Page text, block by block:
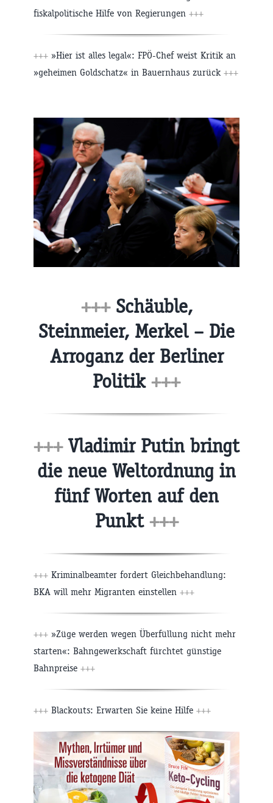
fiskalpolitische Hilfe von Regierungen +++
+++ »Hier ist alles legal«: FPÖ-Chef weist Kritik an
»geheimen Goldschatz« in Bauernhaus zurück +++
+++Schäuble,
Steinmeier, Merkel – Die
Arroganz der Berliner
Politik +++
+++Vladimir Putin bringt
die neue Weltordnung in
fünf Worten auf den
Punkt +++
+++ Kriminalbeamter fordert Gleichbehandlung:
BKA will mehr Migranten einstellen +++
+++ »Züge werden wegen Überfüllung nicht mehr
starten«: Bahngewerkschaft fürchtet günstige
Bahnpreise +++
+++ Blackouts: Erwarten Sie keine Hilfe +++